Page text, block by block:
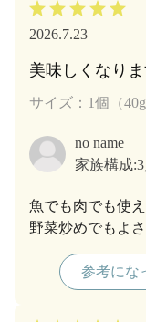
2026.7.23
美味しくなり
サイズ：1個（40g
no name
家族構成:3
魚でも肉でも使
野菜炒めでもよさ
参考にな